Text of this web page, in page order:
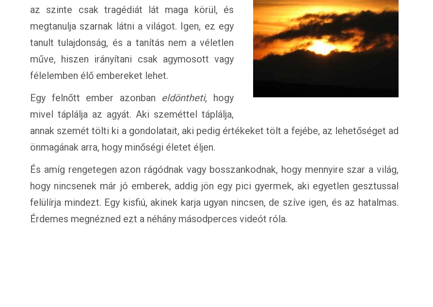
az szinte csak tragédiát lát maga körül, és
megtanulja szarnak látni a világot. Igen, ez egy
tanult tulajdonság, és a tanítás nem a véletlen
műve, hiszen irányítani csak agymosott vagy
félelemben élő embereket lehet.
Egy felnőtt ember azonban eldöntheti, hogy
mivel táplálja az agyát. Aki szeméttel táplálja,
annak szemét tölti ki a gondolatait, aki pedig értékeket tölt a fejébe, az lehetőséget ad
önmagának arra, hogy minőségi életet éljen.
És amíg rengetegen azon rágódnak vagy bosszankodnak, hogy mennyire szar a világ,
hogy nincsenek már jó emberek, addig jön egy pici gyermek, aki egyetlen gesztussal
felülírja mindezt. Egy kisfiú, akinek karja ugyan nincsen, de szíve igen, és az hatalmas.
Érdemes megnézned ezt a néhány másodperces videót róla.